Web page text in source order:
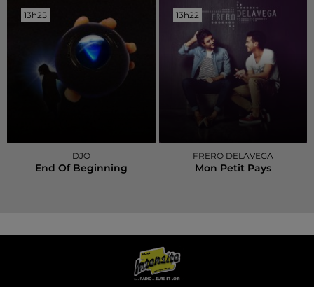
13h25
13h25
DJO
End Of Beginning
13h22
13h22
FRERO DELAVEGA
Mon Petit Pays